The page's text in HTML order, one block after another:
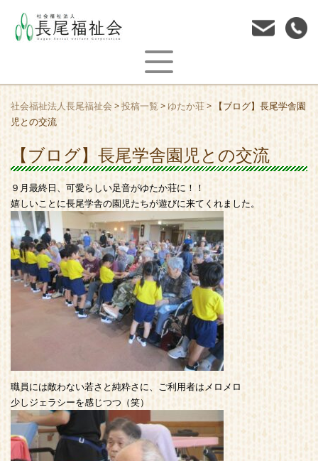
社会福祉法人長尾福祉会 >投稿一覧 >ゆたか荘>
【ブログ】長尾学舎園
児との交流
【ブログ】長尾学舎園児との交流
９月最終日、可愛らしい足音がゆたか荘に！！
嬉しいことに長尾学舎の園児たちが遊びに来てくれました。
職員には敵わない若さと純粋さに、ご利用者はメロメロ
少しジェラシーを感じつつ（笑）